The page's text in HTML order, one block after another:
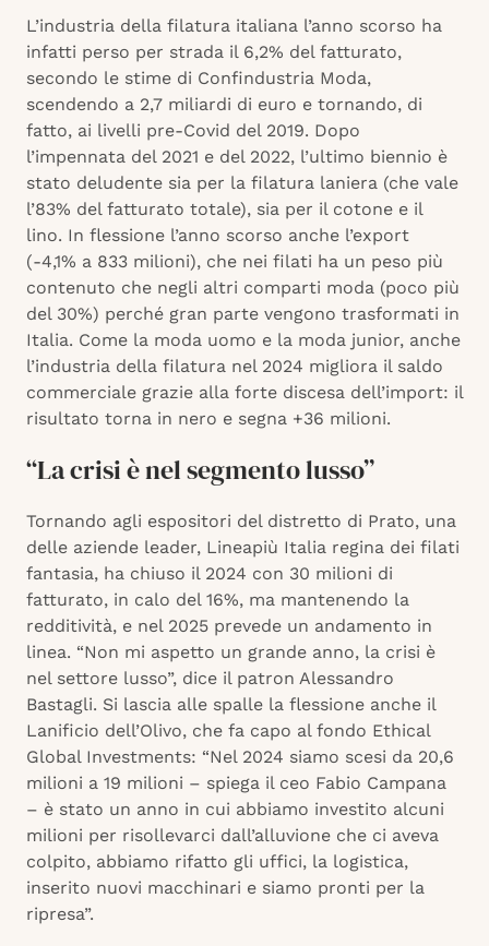
L’industria della filatura italiana l’anno scorso ha
infatti perso per strada il 6,2% del fatturato,
secondo le stime di Confindustria Moda,
scendendo a 2,7 miliardi di euro e tornando, di
fatto, ai livelli pre-Covid del 2019. Dopo
l’impennata del 2021 e del 2022, l’ultimo biennio è
stato deludente sia per la filatura laniera (che vale
l’83% del fatturato totale), sia per il cotone e il
lino. In flessione l’anno scorso anche l’export
(-4,1% a 833 milioni), che nei filati ha un peso più
contenuto che negli altri comparti moda (poco più
del 30%) perché gran parte vengono trasformati in
Italia. Come la moda uomo e la moda junior, anche
l’industria della filatura nel 2024 migliora il saldo
commerciale grazie alla forte discesa dell’import: il
risultato torna in nero e segna +36 milioni.
“La crisi è nel segmento lusso”
Tornando agli espositori del distretto di Prato, una
delle aziende leader, Lineapiù Italia regina dei filati
fantasia, ha chiuso il 2024 con 30 milioni di
fatturato, in calo del 16%, ma mantenendo la
redditività, e nel 2025 prevede un andamento in
linea. “Non mi aspetto un grande anno, la crisi è
nel settore lusso”, dice il patron Alessandro
Bastagli. Si lascia alle spalle la flessione anche il
Lanificio dell’Olivo, che fa capo al fondo Ethical
Global Investments: “Nel 2024 siamo scesi da 20,6
milioni a 19 milioni – spiega il ceo Fabio Campana
– è stato un anno in cui abbiamo investito alcuni
milioni per risollevarci dall’alluvione che ci aveva
colpito, abbiamo rifatto gli uffici, la logistica,
inserito nuovi macchinari e siamo pronti per la
ripresa”.